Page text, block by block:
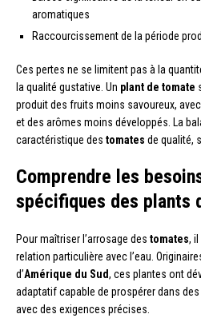
aromatiques
Raccourcissement de la période
Ces pertes ne se limitent pas à la
la qualité gustative. Un plant de tomate
produit des fruits moins savoureux,
et des arômes moins développés. La
caractéristique des tomates de qualité,
Comprendre les
spécifiques des plants
Pour maîtriser l’arrosage des tomates, il
relation particulière avec l’eau.
d’Amérique du Sud, ces plantes ont
adaptatif capable de prospérer dans
avec des exigences précises.